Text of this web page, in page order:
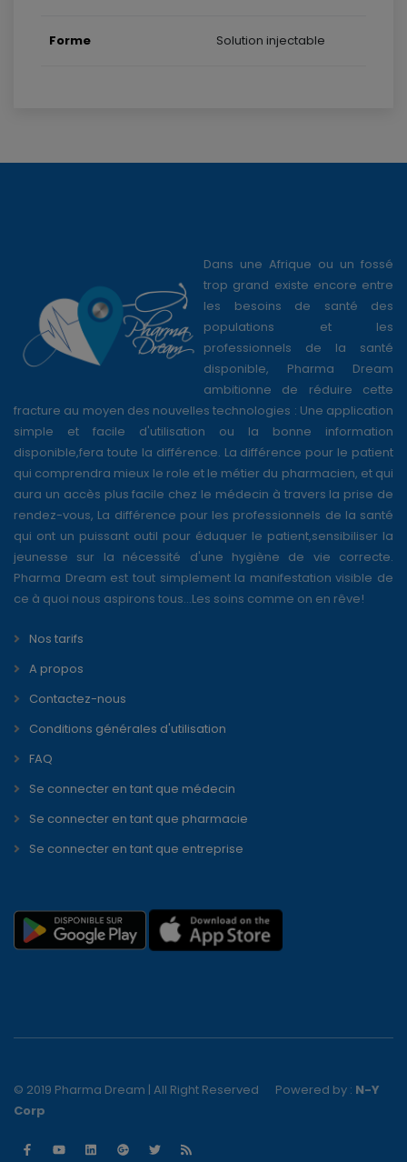
Forme Solution injectable
Dans une Afrique ou un fossé
trop grand existe encore entre
les besoins de santé des
populations et les
professionnels de la santé
disponible, Pharma Dream
ambitionne de réduire cette
fracture au moyen des nouvelles technologies : Une application
simple et facile d'utilisation ou la bonne information
disponible,fera toute la différence. La différence pour le patient
qui comprendra mieux le role et le métier du pharmacien, et qui
aura un accès plus facile chez le médecin à travers la prise de
rendez-vous, La différence pour les professionnels de la santé
qui ont un puissant outil pour éduquer le patient,sensibiliser la
jeunesse sur la nécessité d'une hygiène de vie correcte.
Pharma Dream est tout simplement la manifestation visible de
ce à quoi nous aspirons tous...Les soins comme on en rêve!
Nos tarifs
A propos
Contactez-nous
Conditions générales d'utilisation
FAQ
Se connecter en tant que médecin
Se connecter en tant que pharmacie
Se connecter en tant que entreprise
© 2019 Pharma Dream | All Right Reserved Powered by : N-Y
Corp